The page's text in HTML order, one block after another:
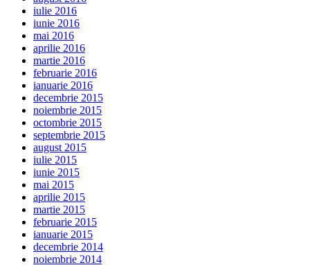
iulie 2016
iunie 2016
mai 2016
aprilie 2016
martie 2016
februarie 2016
ianuarie 2016
decembrie 2015
noiembrie 2015
octombrie 2015
septembrie 2015
august 2015
iulie 2015
iunie 2015
mai 2015
aprilie 2015
martie 2015
februarie 2015
ianuarie 2015
decembrie 2014
noiembrie 2014